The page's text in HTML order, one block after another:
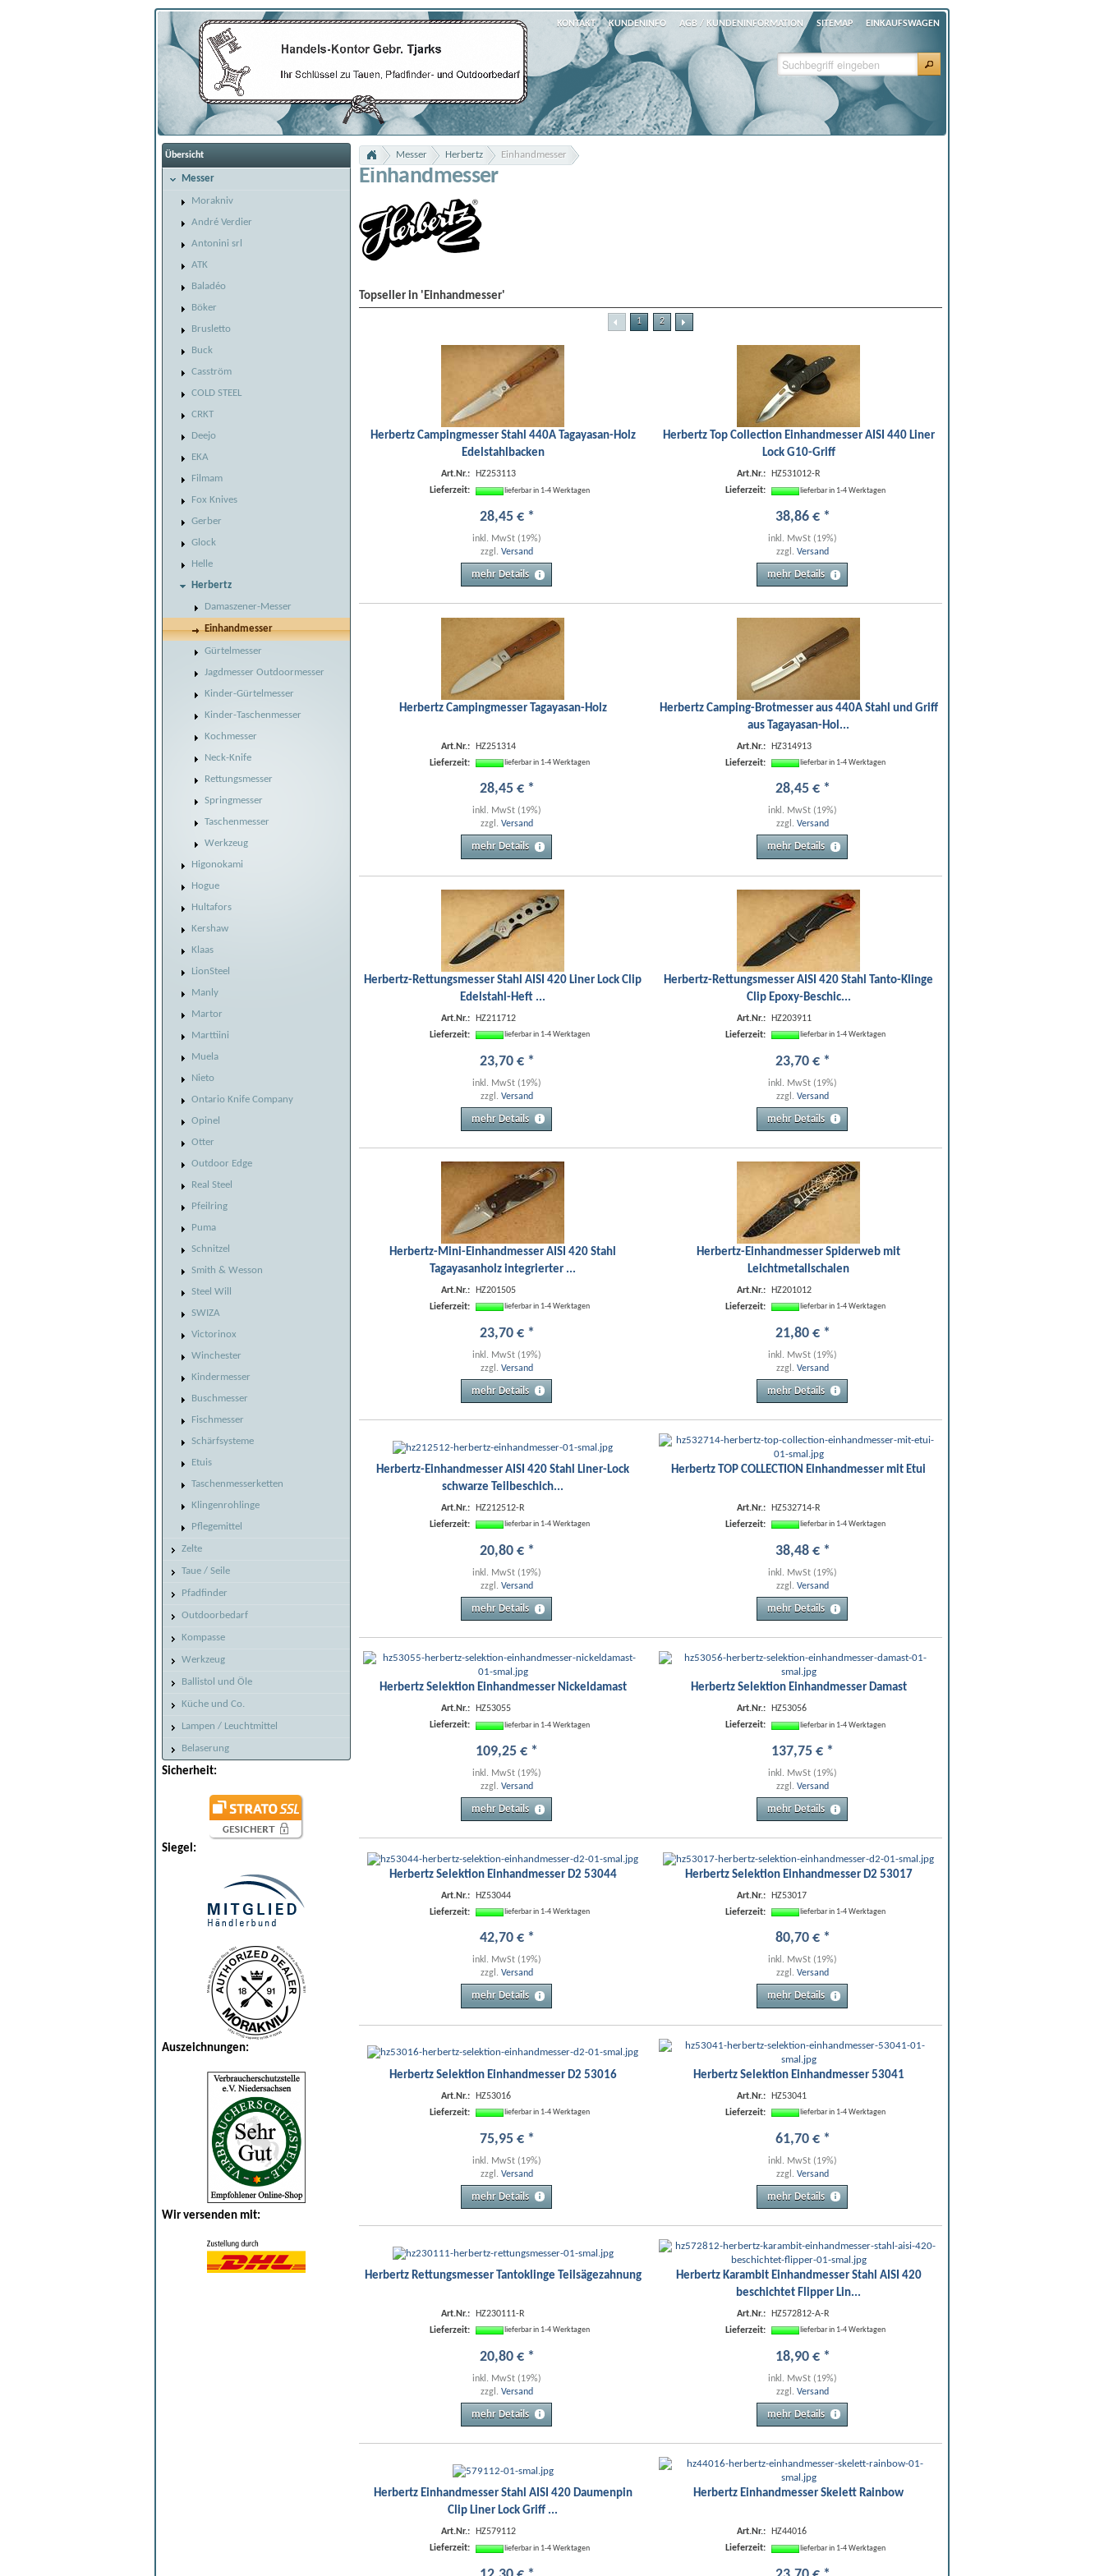
KONTAKT KUNDENINFO AGB / KUNDENINFORMATION SITEMAP EINKAUFSWAGEN
Übersicht
Messer
Morakniv
André Verdier
Antonini srl
ATK
Baladéo
Böker
Brusletto
Buck
Casström
COLD STEEL
CRKT
Deejo
EKA
Filmam
Fox Knives
Gerber
Glock
Helle
Herbertz
Damaszener-Messer
Einhandmesser
Gürtelmesser
Jagdmesser Outdoormesser
Kinder-Gürtelmesser
Kinder-Taschenmesser
Kochmesser
Neck-Knife
Rettungsmesser
Springmesser
Taschenmesser
Werkzeug
Higonokami
Hogue
Hultafors
Kershaw
Klaas
LionSteel
Manly
Martor
Marttiini
Muela
Nieto
Ontario Knife Company
Opinel
Otter
Outdoor Edge
Real Steel
Pfeilring
Puma
Schnitzel
Smith & Wesson
Steel Will
SWIZA
Victorinox
Winchester
Kindermesser
Buschmesser
Fischmesser
Schärfsysteme
Etuis
Taschenmesserketten
Klingenrohlinge
Pflegemittel
Zelte
Taue / Seile
Pfadfinder
Outdoorbedarf
Kompasse
Werkzeug
Ballistol und Öle
Küche und Co.
Lampen / Leuchtmittel
Belaserung
Sicherheit:
Siegel:
Auszeichnungen:
Wir versenden mit:
Messer Herbertz Einhandmesser
Einhandmesser
Topseller in 'Einhandmesser'
1 2
Herbertz Campingmesser Stahl 440A Tagayasan-Holz
Edelstahlbacken
Art.Nr.:
HZ253113
Lieferzeit:
lieferbar in 1-4 Werktagen
28,45 €*
inkl. MwSt (19%)
zzgl. Versand
mehr Details
Herbertz Top Collection Einhandmesser AISI 440 Liner
Lock G10-Griff
Art.Nr.:
HZ531012-R
Lieferzeit:
lieferbar in 1-4 Werktagen
38,86 €*
inkl. MwSt (19%)
zzgl. Versand
mehr Details
Herbertz Campingmesser Tagayasan-Holz
Art.Nr.:
HZ251314
Lieferzeit:
lieferbar in 1-4 Werktagen
28,45 €*
inkl. MwSt (19%)
zzgl. Versand
mehr Details
Herbertz Camping-Brotmesser aus 440A Stahl und Griff
aus Tagayasan-Hol...
Art.Nr.:
HZ314913
Lieferzeit:
lieferbar in 1-4 Werktagen
28,45 €*
inkl. MwSt (19%)
zzgl. Versand
mehr Details
Herbertz-Rettungsmesser Stahl AISI 420 Liner Lock Clip
Edelstahl-Heft ...
Art.Nr.:
HZ211712
Lieferzeit:
lieferbar in 1-4 Werktagen
23,70 €*
inkl. MwSt (19%)
zzgl. Versand
mehr Details
Herbertz-Rettungsmesser AISI 420 Stahl Tanto-Klinge
Clip Epoxy-Beschic...
Art.Nr.:
HZ203911
Lieferzeit:
lieferbar in 1-4 Werktagen
23,70 €*
inkl. MwSt (19%)
zzgl. Versand
mehr Details
Herbertz-Mini-Einhandmesser AISI 420 Stahl
Tagayasanholz integrierter ...
Art.Nr.:
HZ201505
Lieferzeit:
lieferbar in 1-4 Werktagen
23,70 €*
inkl. MwSt (19%)
zzgl. Versand
mehr Details
Herbertz-Einhandmesser Spiderweb mit
Leichtmetallschalen
Art.Nr.:
HZ201012
Lieferzeit:
lieferbar in 1-4 Werktagen
21,80 €*
inkl. MwSt (19%)
zzgl. Versand
mehr Details
Herbertz-Einhandmesser AISI 420 Stahl Liner-Lock
schwarze Teilbeschich...
Art.Nr.:
HZ212512-R
Lieferzeit:
lieferbar in 1-4 Werktagen
20,80 €*
inkl. MwSt (19%)
zzgl. Versand
mehr Details
Herbertz TOP COLLECTION Einhandmesser mit Etui
Art.Nr.:
HZ532714-R
Lieferzeit:
lieferbar in 1-4 Werktagen
38,48 €*
inkl. MwSt (19%)
zzgl. Versand
mehr Details
Herbertz Selektion Einhandmesser Nickeldamast
Art.Nr.:
HZ53055
Lieferzeit:
lieferbar in 1-4 Werktagen
109,25 € *
inkl. MwSt (19%)
zzgl. Versand
mehr Details
Herbertz Selektion Einhandmesser Damast
Art.Nr.:
HZ53056
Lieferzeit:
lieferbar in 1-4 Werktagen
137,75 € *
inkl. MwSt (19%)
zzgl. Versand
mehr Details
Herbertz Selektion Einhandmesser D2 53044
Art.Nr.:
HZ53044
Lieferzeit:
lieferbar in 1-4 Werktagen
42,70 €*
inkl. MwSt (19%)
zzgl. Versand
mehr Details
Herbertz Selektion Einhandmesser D2 53017
Art.Nr.:
HZ53017
Lieferzeit:
lieferbar in 1-4 Werktagen
80,70 €*
inkl. MwSt (19%)
zzgl. Versand
mehr Details
Herbertz Selektion Einhandmesser D2 53016
Art.Nr.:
HZ53016
Lieferzeit:
lieferbar in 1-4 Werktagen
75,95 €*
inkl. MwSt (19%)
zzgl. Versand
mehr Details
Herbertz Selektion Einhandmesser 53041
Art.Nr.:
HZ53041
Lieferzeit:
lieferbar in 1-4 Werktagen
61,70 €*
inkl. MwSt (19%)
zzgl. Versand
mehr Details
Herbertz Rettungsmesser Tantoklinge Teilsägezahnung
Art.Nr.:
HZ230111-R
Lieferzeit:
lieferbar in 1-4 Werktagen
20,80 €*
inkl. MwSt (19%)
zzgl. Versand
mehr Details
Herbertz Karambit Einhandmesser Stahl AISI 420
beschichtet Flipper Lin...
Art.Nr.:
HZ572812-A-R
Lieferzeit:
lieferbar in 1-4 Werktagen
18,90 €*
inkl. MwSt (19%)
zzgl. Versand
mehr Details
Herbertz Einhandmesser Stahl AISI 420 Daumenpin
Clip Liner Lock Griff ...
Art.Nr.:
HZ579112
Lieferzeit:
lieferbar in 1-4 Werktagen
Herbertz Einhandmesser Skelett Rainbow
Art.Nr.:
HZ44016
Lieferzeit:
lieferbar in 1-4 Werktagen